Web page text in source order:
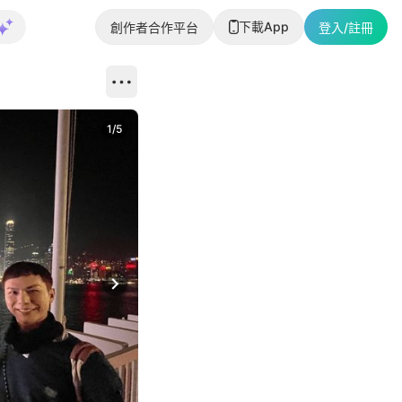
創作者合作平台 下載App 登入/註冊
Next slide
1/5